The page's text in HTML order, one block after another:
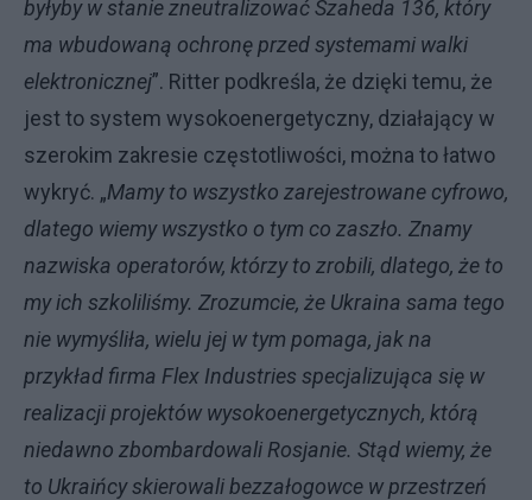
byłyby w stanie zneutralizować Szaheda 136, który
ma wbudowaną ochronę przed systemami walki
elektronicznej”. Ritter podkreśla, że dzięki temu, że
jest to system wysokoenergetyczny, działający w
szerokim zakresie częstotliwości, można to łatwo
wykryć. „Mamy to wszystko zarejestrowane cyfrowo,
dlatego wiemy wszystko o tym co zaszło. Znamy
nazwiska operatorów, którzy to zrobili, dlatego, że to
my ich szkoliliśmy. Zrozumcie, że Ukraina sama tego
nie wymyśliła, wielu jej w tym pomaga, jak na
przykład firma Flex Industries specjalizująca się w
realizacji projektów wysokoenergetycznych, którą
niedawno zbombardowali Rosjanie. Stąd wiemy, że
to Ukraińcy skierowali bezzałogowce w przestrzeń